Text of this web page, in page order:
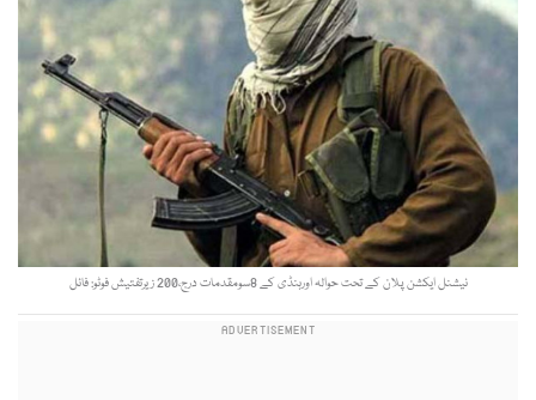
نیشنل ایکشن پلان کے تحت حوالہ اورہنڈی کے 8سومقدمات درج،200 زیرتفتیش فوٹو: فائل